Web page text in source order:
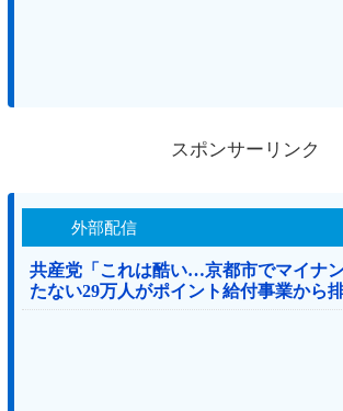
スポンサーリンク
外部配信
共産党「これは酷い…京都市でマイナ
たない29万人がポイント給付事業から